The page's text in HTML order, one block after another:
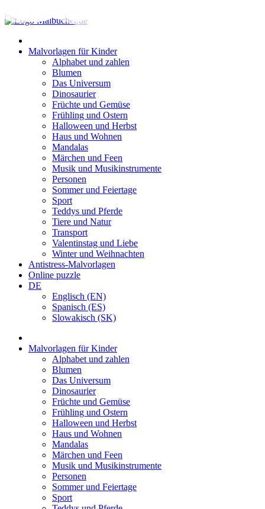
Inhalt
Malvorlagen für Kinder
Alphabet und zahlen
Blumen
Das Universum
Dinosaurier
Früchte und Gemüse
Frühling und Ostern
Halloween und Herbst
Haus und Wohnen
Mandalas
Märchen und Feen
Musik und Musikinstrumente
Personen
Sommer und Feiertage
Sport
Teddys und Pferde
Tiere und Natur
Transport
Valentinstag und Liebe
Winter und Weihnachten
Antistress-Malvorlagen
Online puzzle
DE
Englisch (EN)
Spanisch (ES)
Slowakisch (SK)
Malvorlagen für Kinder
Alphabet und zahlen
Blumen
Das Universum
Dinosaurier
Früchte und Gemüse
Frühling und Ostern
Halloween und Herbst
Haus und Wohnen
Mandalas
Märchen und Feen
Musik und Musikinstrumente
Personen
Sommer und Feiertage
Sport